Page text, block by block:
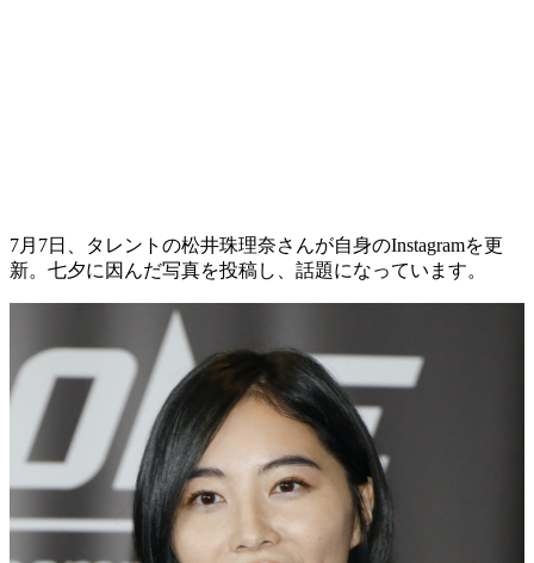
7月7日、タレントの松井珠理奈さんが自身のInstagramを更
新。七夕に因んだ写真を投稿し、話題になっています。